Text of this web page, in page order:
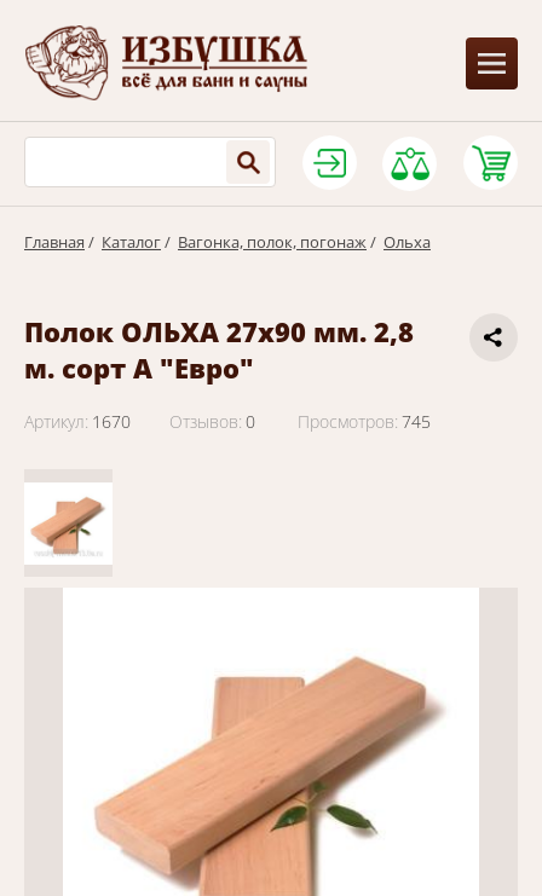
Главная / Каталог/ Вагонка, полок, погонаж/ Ольха
Полок ОЛЬХА 27х90 мм. 2,8
м. сорт А "Евро"
Артикул: 1670 Отзывов: 0 Просмотров: 745